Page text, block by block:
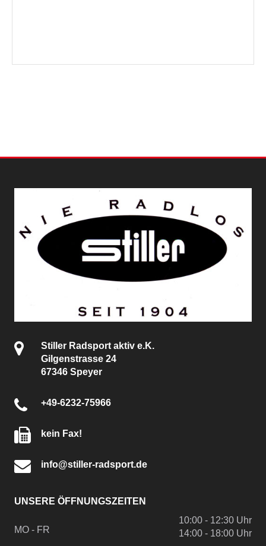
Stiller Radsport aktiv e.K.
Gilgenstrasse 24
67346 Speyer
+49-6232-75966
kein Fax!
info@stiller-radsport.de
UNSERE ÖFFNUNGSZEITEN
MO - FR
10:00 - 12:30 Uhr
14:00 - 18:00 Uhr